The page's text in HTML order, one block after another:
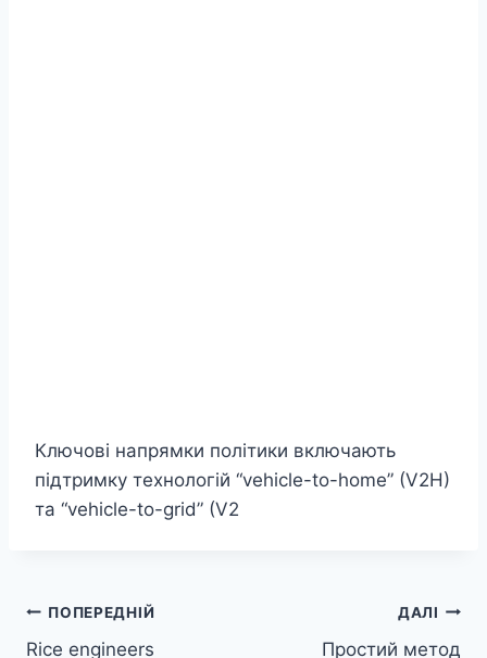
Ключові напрямки політики включають
підтримку технологій “vehicle-to-home” (V2H)
та “vehicle-to-grid” (V2
Навігація
ПОПЕРЕДНІЙ
Rice engineers
ДАЛІ
Простий метод